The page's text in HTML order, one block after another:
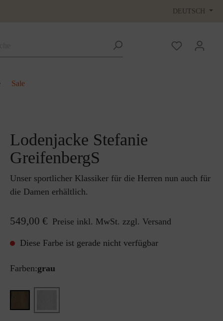
DEUTSCH
Sale
Lodenjacke Stefanie
GreifenbergS
Unser sportlicher Klassiker für die Herren nun auch für
die Damen erhältlich.
549,00 € Preise inkl. MwSt. zzgl. Versand
Diese Farbe ist gerade nicht verfügbar
Farben:grau